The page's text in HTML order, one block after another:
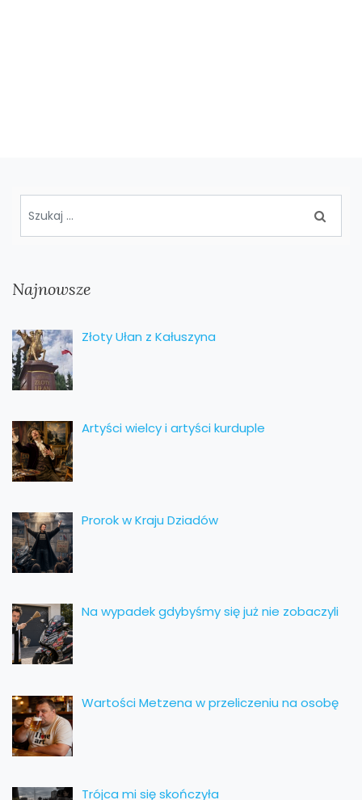
Najnowsze
Złoty Ułan z Kałuszyna
Artyści wielcy i artyści kurduple
Prorok w Kraju Dziadów
Na wypadek gdybyśmy się już nie zobaczyli
Wartości Metzena w przeliczeniu na osobę
Trójca mi się skończyła